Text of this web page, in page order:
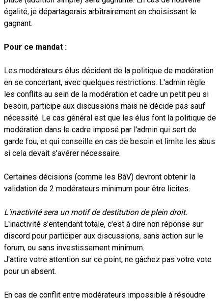
égalité, je départagerais arbitrairement en choisissant le
gagnant.
Pour ce mandat :
Les modérateurs élus décident de la politique de modération
en se concertant, avec quelques restrictions. L'admin règle
les conflits au sein de la modération et cadre un petit peu si
besoin, participe aux discussions mais ne décide pas sauf
nécessité. Le cas général est que les élus font la politique de
modération dans le cadre imposé par l'admin qui sert de
garde fou, et qui conseille en cas de besoin et limite les abus
si cela devait s'avérer nécessaire.
Certaines décisions (comme les BàV) devront obtenir la
validation de 2 modérateurs minimum pour être licites.
L'inactivité sera un motif de destitution de plein droit.
L'inactivité s'entendant totale, c'est à dire non réponse sur
discord pour participer aux discussions, sans action sur le
forum, ou sans investissement minimum.
J'attire votre attention sur ce point, ne gâchez pas votre vote
pour un absent.
En cas de conflit entre modérateurs impossible à résoudre